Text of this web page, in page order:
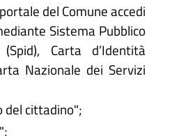
del Comune accedi
Sistema Pubblico
(Spid), Carta d’Identità
Nazionale dei Servizi
del cittadino";